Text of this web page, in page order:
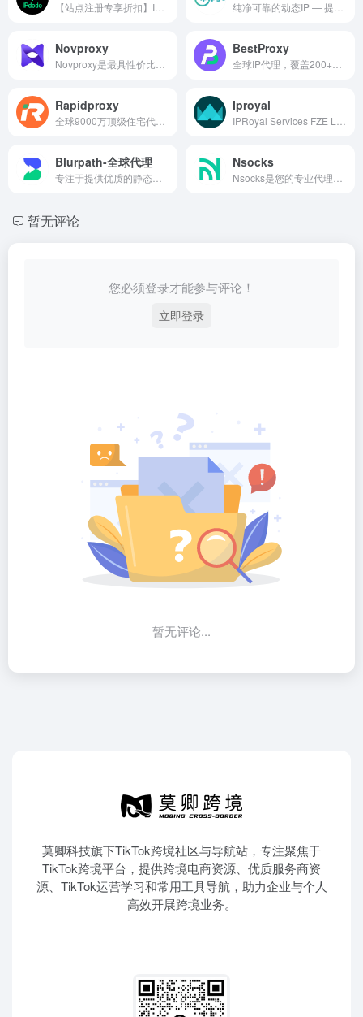
Novproxy BestProxy
Rapidproxy Iproyal
Blurpath-全球代理 Nsocks
暂无评论
您必须登录才能参与评论！
立即登录
暂无评论...
莫卿科技旗下TikTok跨境社区与导航站，专注聚焦于
TikTok跨境平台，提供跨境电商资源、优质服务商资
源、TikTok运营学习和常用工具导航，助力企业与个人
高效开展跨境业务。